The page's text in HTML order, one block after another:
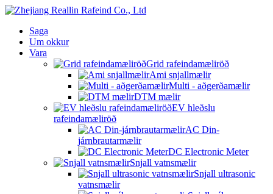
Saga
Um okkur
Vara
Grid rafeindamæliröð
Ami snjallmælir
Multi - aðgerðamælir
DTM mælir
EV hleðslu
rafeindamæliröð
AC Din-
járnbrautarmælir
DC Electronic Meter
Snjall vatnsmælir
Snjall ultrasonic
vatnsmælir